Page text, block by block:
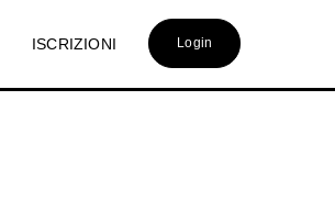
ISCRIZIONI Login